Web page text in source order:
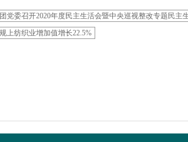
党委召开2020年度民主生活会暨中央巡视整改专题民主
上纺织业增加值增长22.5%